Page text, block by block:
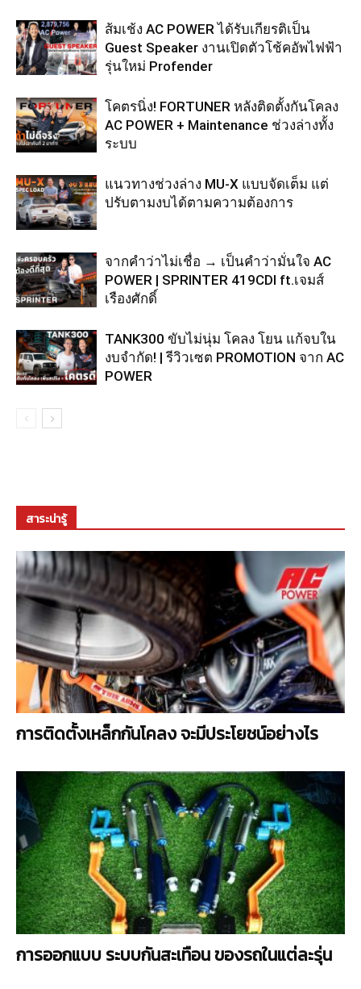
ส้มเช้ง AC POWER ได้รับเกียรติเป็น
Guest Speaker งานเปิดตัวโช้คอัพไฟฟ้า
รุ่นใหม่ Profender
โคตรนิ่ง! FORTUNER หลังติดตั้งกันโคลง
AC POWER + Maintenance ช่วงล่างทั้ง
ระบบ
แนวทางช่วงล่าง MU-X แบบจัดเต็ม แต่
ปรับตามงบได้ตามความต้องการ
จากคำว่าไม่เชื่อ → เป็นคำว่ามั่นใจ AC
POWER | SPRINTER 419CDI ft.เจมส์
เรืองศักดิ์
TANK300 ขับไม่นุ่ม โคลง โยน แก้จบใน
งบจำกัด! | รีวิวเซต PROMOTION จาก AC
POWER
สาระน่ารู้
การติดตั้งเหล็กกันโคลง จะมีประโยชน์อย่างไร
การออกแบบ ระบบกันสะเทือน ของรถในแต่ละรุ่น